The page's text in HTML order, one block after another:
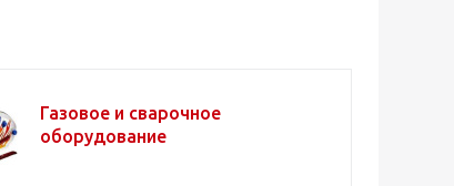
Газовое и сварочное
оборудование